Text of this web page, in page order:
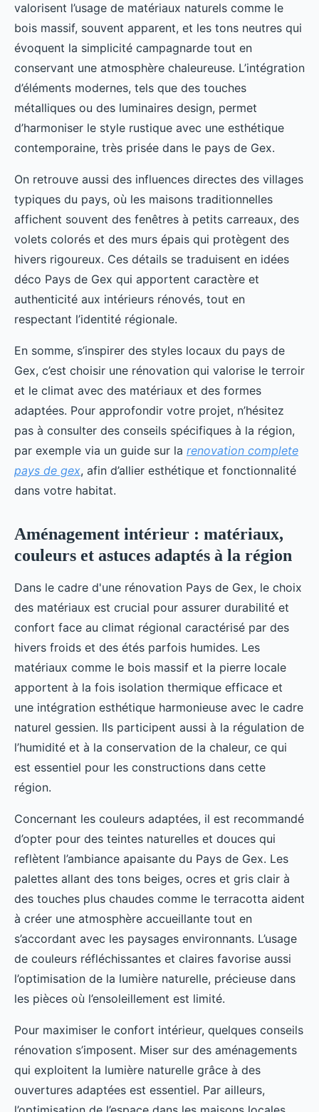
valorisent l’usage de matériaux naturels comme le
bois massif, souvent apparent, et les tons neutres qui
évoquent la simplicité campagnarde tout en
conservant une atmosphère chaleureuse. L’intégration
d’éléments modernes, tels que des touches
métalliques ou des luminaires design, permet
d’harmoniser le style rustique avec une esthétique
contemporaine, très prisée dans le pays de Gex.
On retrouve aussi des influences directes des villages
typiques du pays, où les maisons traditionnelles
affichent souvent des fenêtres à petits carreaux, des
volets colorés et des murs épais qui protègent des
hivers rigoureux. Ces détails se traduisent en idées
déco Pays de Gex qui apportent caractère et
authenticité aux intérieurs rénovés, tout en
respectant l’identité régionale.
En somme, s’inspirer des styles locaux du pays de
Gex, c’est choisir une rénovation qui valorise le terroir
et le climat avec des matériaux et des formes
adaptées. Pour approfondir votre projet, n’hésitez
pas à consulter des conseils spécifiques à la région,
par exemple via un guide sur la renovation complete
pays de gex, afin d’allier esthétique et fonctionnalité
dans votre habitat.
Aménagement intérieur : matériaux,
couleurs et astuces adaptés à la région
Dans le cadre d'une rénovation Pays de Gex, le choix
des matériaux est crucial pour assurer durabilité et
confort face au climat régional caractérisé par des
hivers froids et des étés parfois humides. Les
matériaux comme le bois massif et la pierre locale
apportent à la fois isolation thermique efficace et
une intégration esthétique harmonieuse avec le cadre
naturel gessien. Ils participent aussi à la régulation de
l’humidité et à la conservation de la chaleur, ce qui
est essentiel pour les constructions dans cette
région.
Concernant les couleurs adaptées, il est recommandé
d’opter pour des teintes naturelles et douces qui
reflètent l’ambiance apaisante du Pays de Gex. Les
palettes allant des tons beiges, ocres et gris clair à
des touches plus chaudes comme le terracotta aident
à créer une atmosphère accueillante tout en
s’accordant avec les paysages environnants. L’usage
de couleurs réfléchissantes et claires favorise aussi
l’optimisation de la lumière naturelle, précieuse dans
les pièces où l’ensoleillement est limité.
Pour maximiser le confort intérieur, quelques conseils
rénovation s’imposent. Miser sur des aménagements
qui exploitent la lumière naturelle grâce à des
ouvertures adaptées est essentiel. Par ailleurs,